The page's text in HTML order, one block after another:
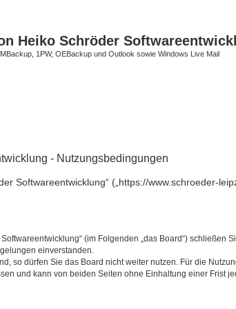
Heiko Schröder
1PW, OEBackup und Outlook sowie Windows Live Mail
- Nutzungsbedingungen
Softwareentwicklung“ („https://www.schroeder-
(im Folgenden „das Board“)
einverstanden.
so dürfen Sie das Board nicht weiter nutzen. Für die
und kann von beiden Seiten ohne Einhaltung einer Frist